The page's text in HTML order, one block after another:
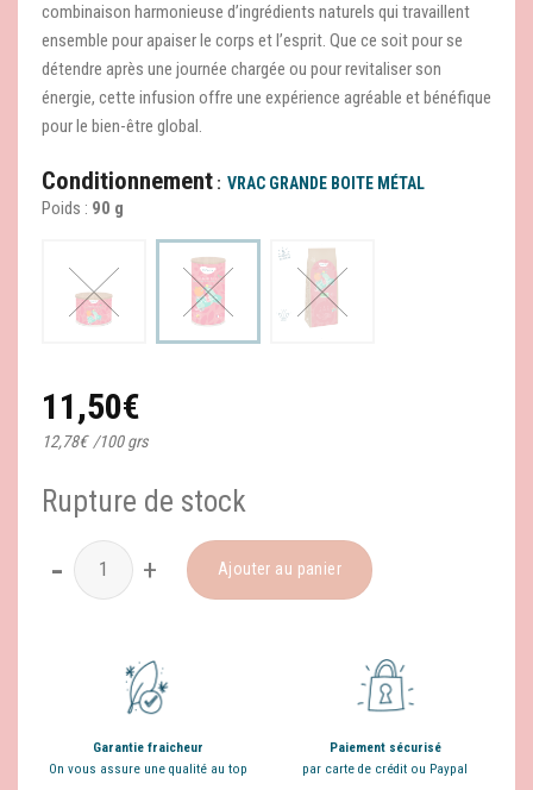
combinaison harmonieuse d’ingrédients naturels qui travaillent
ensemble pour apaiser le corps et l’esprit. Que ce soit pour se
détendre après une journée chargée ou pour revitaliser son
énergie, cette infusion offre une expérience agréable et bénéfique
pour le bien-être global.
Conditionnement VRAC GRANDE BOITE MÉTAL
Poids : 90 g
11,50€
12,78€ /100 grs
Rupture de stock
quantité de Balade Toscane
Ajouter au panier
Garantie fraicheur
On vous assure une qualité au top
Paiement sécurisé
par carte de crédit ou Paypal